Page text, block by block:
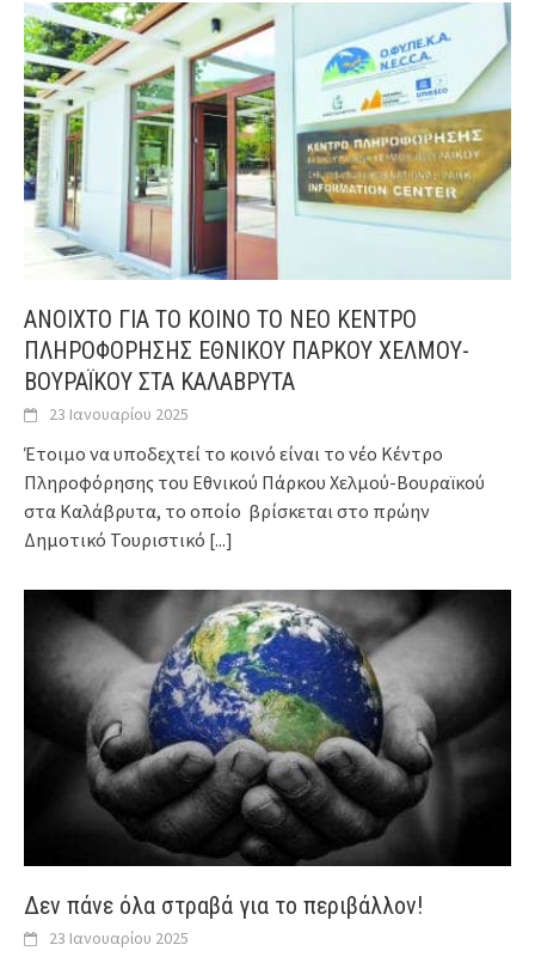
ΑΝΟΙΧΤΟ ΓΙΑ ΤΟ ΚΟΙΝΟ ΤΟ ΝΕΟ ΚΕΝΤΡΟ
ΠΛΗΡΟΦΟΡΗΣΗΣ ΕΘΝΙΚΟΥ ΠΑΡΚΟΥ ΧΕΛΜΟΥ-
ΒΟΥΡΑΪΚΟΥ ΣΤΑ ΚΑΛΑΒΡΥΤΑ
23 Ιανουαρίου 2025
Έτοιμο να υποδεχτεί το κοινό είναι το νέο Κέντρο
Πληροφόρησης του Εθνικού Πάρκου Χελμού-Βουραϊκού
στα Καλάβρυτα, το οποίο βρίσκεται στο πρώην
Δημοτικό Τουριστικό [...]
Δεν πάνε όλα στραβά για το περιβάλλον!
23 Ιανουαρίου 2025